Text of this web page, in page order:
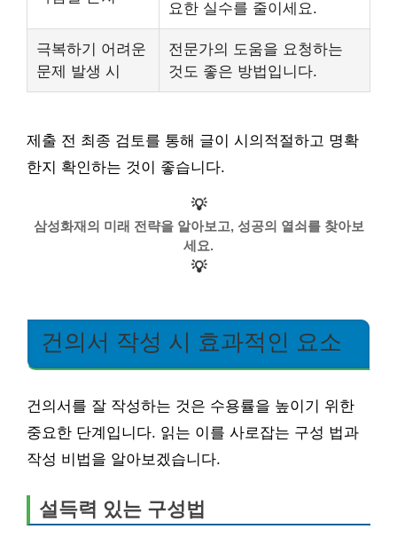
요한 실수를 줄이세요.
극복하기 어려운
문제 발생 시
전문가의 도움을 요청하는
것도 좋은 방법입니다.
제출 전 최종 검토를 통해 글이 시의적절하고 명확
한지 확인하는 것이 좋습니다.
💡
삼성화재의 미래 전략을 알아보고, 성공의 열쇠를 찾아보
세요.
💡
건의서 작성 시 효과적인 요소
건의서를 잘 작성하는 것은 수용률을 높이기 위한
중요한 단계입니다. 읽는 이를 사로잡는 구성 법과
작성 비법을 알아보겠습니다.
설득력 있는 구성법